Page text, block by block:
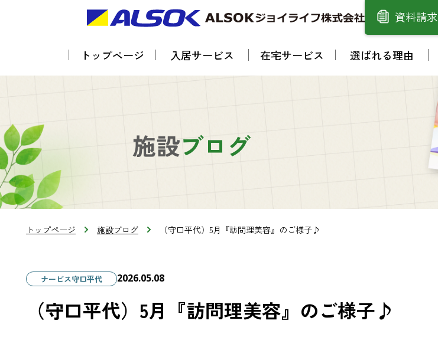
資料請求
トップページ 入居サービス 在宅サービス 選ばれる理由
施設ブログ
トップページ 施設ブログ （守口平代）5月『訪問理美容』のご様子♪
ナービス守口平代 2026.05.08
（守口平代）5月『訪問理美容』のご様子♪